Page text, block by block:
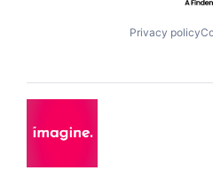
Privacy policy